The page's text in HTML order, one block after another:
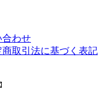
合わせ
商取引法に基づく表記